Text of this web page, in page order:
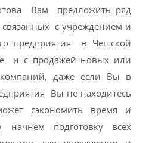
Вам предложить ряд
связанных с учреждением и
предприятия в Чешской
и с продажей новых или
даже если Вы в
Вы не находитесь
сэкономить время и
подготовку всех